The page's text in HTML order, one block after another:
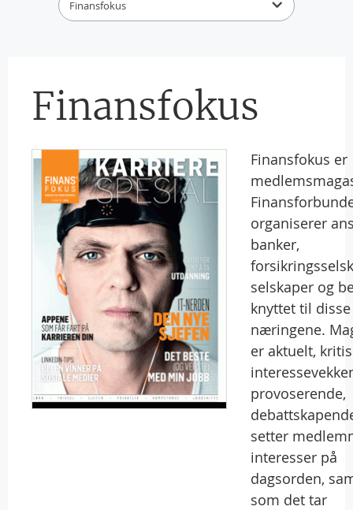
Finansfokus
Finansfokus
Finansfokus er
organiserer
banker,
selskaper og
knyttet til disse
næringene.
er aktuelt,
provoserende,
setter
interesser på
dagsorden,
som det tar